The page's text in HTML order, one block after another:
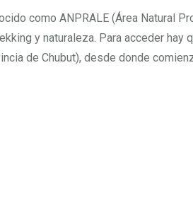
como ANPRALE (Área Natural
y naturaleza. Para acceder hay
de Chubut), desde donde